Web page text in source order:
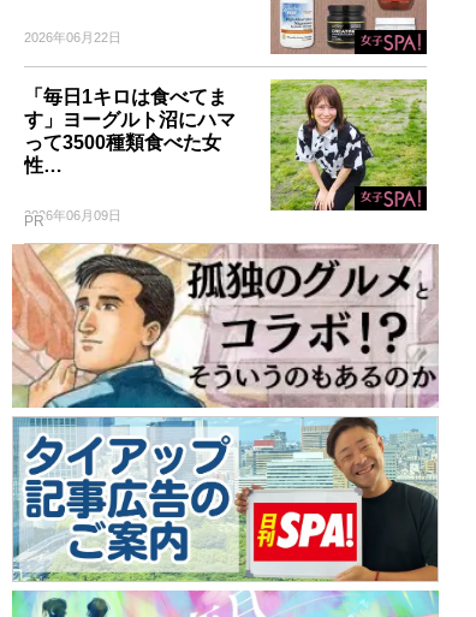
2026年06月22日
「毎日1キロは食べてま
す」ヨーグルト沼にハマ
って3500種類食べた女
性…
2026年06月09日
PR